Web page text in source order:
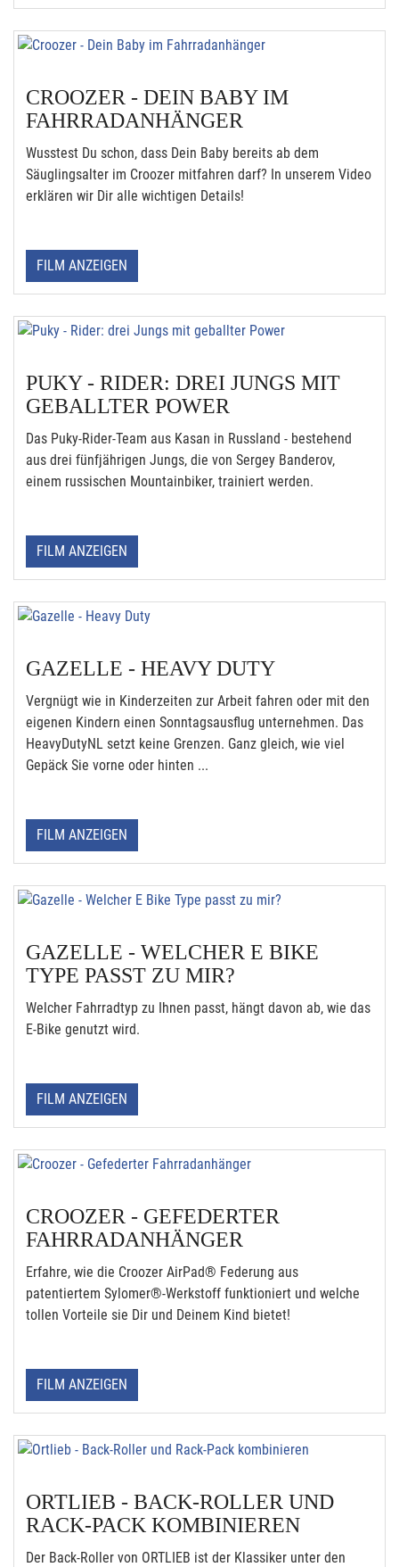
CROOZER - DEIN BABY IM
FAHRRADANHÄNGER
Wusstest Du schon, dass Dein Baby bereits ab dem
Säuglingsalter im Croozer mitfahren darf? In unserem Video
erklären wir Dir alle wichtigen Details!
FILM ANZEIGEN
PUKY - RIDER: DREI JUNGS MIT
GEBALLTER POWER
Das Puky-Rider-Team aus Kasan in Russland - bestehend
aus drei fünfjährigen Jungs, die von Sergey Banderov,
einem russischen Mountainbiker, trainiert werden.
FILM ANZEIGEN
GAZELLE - HEAVY DUTY
Vergnügt wie in Kinderzeiten zur Arbeit fahren oder mit den
eigenen Kindern einen Sonntagsausflug unternehmen. Das
HeavyDutyNL setzt keine Grenzen. Ganz gleich, wie viel
Gepäck Sie vorne oder hinten ...
FILM ANZEIGEN
GAZELLE - WELCHER E BIKE
TYPE PASST ZU MIR?
Welcher Fahrradtyp zu Ihnen passt, hängt davon ab, wie das
E-Bike genutzt wird.
FILM ANZEIGEN
CROOZER - GEFEDERTER
FAHRRADANHÄNGER
Erfahre, wie die Croozer AirPad® Federung aus
patentiertem Sylomer®-Werkstoff funktioniert und welche
tollen Vorteile sie Dir und Deinem Kind bietet!
FILM ANZEIGEN
ORTLIEB - BACK-ROLLER UND
RACK-PACK KOMBINIEREN
Der Back-Roller von ORTLIEB ist der Klassiker unter den